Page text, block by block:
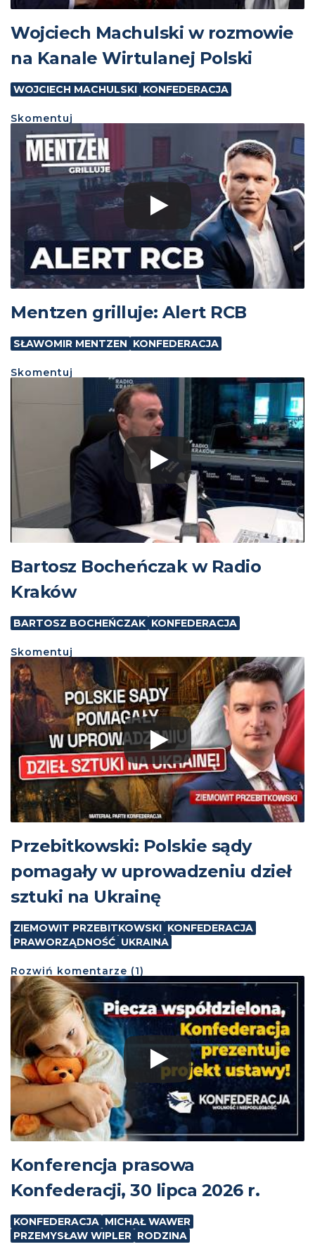
Wojciech Machulski w rozmowie
na Kanale Wirtulanej Polski
WOJCIECH MACHULSKI KONFEDERACJA
Skomentuj
Mentzen grilluje: Alert RCB
SŁAWOMIR MENTZEN KONFEDERACJA
Skomentuj
Bartosz Bocheńczak w Radio
Kraków
BARTOSZ BOCHEŃCZAK KONFEDERACJA
Skomentuj
Przebitkowski: Polskie sądy
pomagały w uprowadzeniu dzieł
sztuki na Ukrainę
ZIEMOWIT PRZEBITKOWSKI KONFEDERACJA
PRAWORZĄDNOŚĆ UKRAINA
Rozwiń komentarze (1)
Konferencja prasowa
Konfederacji, 30 lipca 2026 r.
KONFEDERACJA MICHAŁ WAWER
PRZEMYSŁAW WIPLER RODZINA